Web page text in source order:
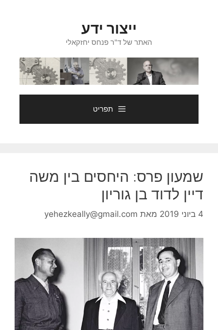
ייצור ידע
האתר של ד"ר פנחס יחזקאלי
תפריט
שמעון פרס: היחסים בין משה
דיין לדוד בן גוריון
4 ביוני 2019 מאת yehezkeally@gmail.com